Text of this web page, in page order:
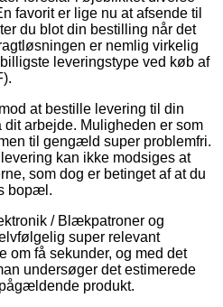
favorit er lige nu at afsende til
du blot din bestilling når det
er nemlig virkelig
leveringstype ved køb af
at bestille levering til din
arbejde. Muligheden er som
til gengæld super problemfri.
kan ikke modsiges at
som dog er betinget af at du
bopæl.
/ Blækpatroner og
super relevant
om få sekunder, og med det
undersøger det estimerede
produkt.